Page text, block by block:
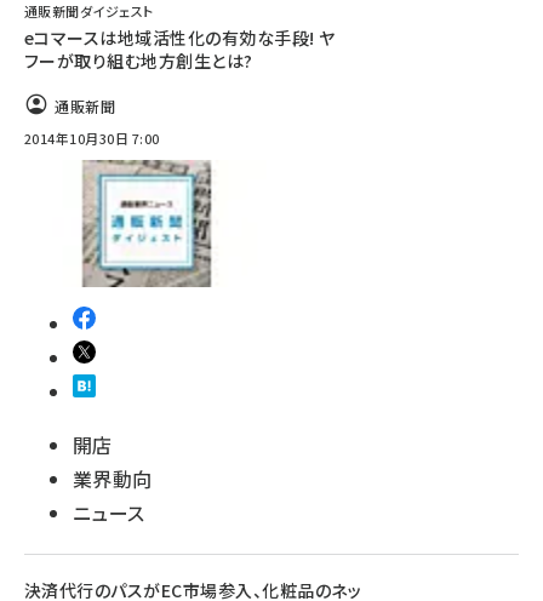
通販新聞ダイジェスト
eコマースは地域活性化の有効な手段! ヤ
フーが取り組む地方創生とは?
通販新聞
2014年10月30日 7:00
開店
業界動向
ニュース
決済代行のパスがEC市場参入、化粧品のネッ